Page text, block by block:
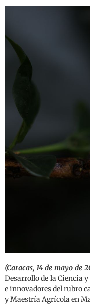
(Caracas, 14 de mayo de
Desarrollo de la Ciencia
e innovadores del rubro
y Maestría Agrícola en